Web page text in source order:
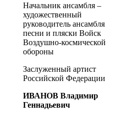
Начальник ансамбля –
художественный
руководитель ансамбля
песни и пляски Войск
Воздушно-космической
обороны
Заслуженный артист
Российской Федерации
ИВАНОВ Владимир
Геннадьевич